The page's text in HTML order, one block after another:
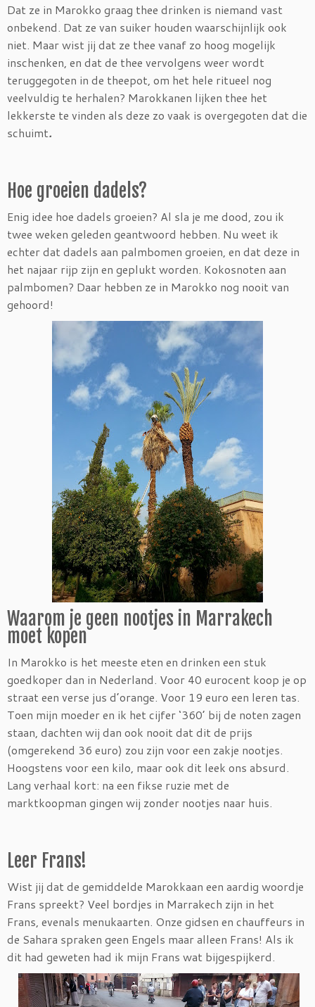
Dat ze in Marokko graag thee drinken is niemand vast
onbekend. Dat ze van suiker houden waarschijnlijk ook
niet. Maar wist jij dat ze thee vanaf zo hoog mogelijk
inschenken, en dat de thee vervolgens weer wordt
teruggegoten in de theepot, om het hele ritueel nog
veelvuldig te herhalen? Marokkanen lijken thee het
lekkerste te vinden als deze zo vaak is overgegoten dat die
schuimt.
Hoe groeien dadels?
Enig idee hoe dadels groeien? Al sla je me dood, zou ik
twee weken geleden geantwoord hebben. Nu weet ik
echter dat dadels aan palmbomen groeien, en dat deze in
het najaar rijp zijn en geplukt worden. Kokosnoten aan
palmbomen? Daar hebben ze in Marokko nog nooit van
gehoord!
Waarom je geen nootjes in Marrakech
moet kopen
In Marokko is het meeste eten en drinken een stuk
goedkoper dan in Nederland. Voor 40 eurocent koop je op
straat een verse jus d’orange. Voor 19 euro een leren tas.
Toen mijn moeder en ik het cijfer ‘360’ bij de noten zagen
staan, dachten wij dan ook nooit dat dit de prijs
(omgerekend 36 euro) zou zijn voor een zakje nootjes.
Hoogstens voor een kilo, maar ook dit leek ons absurd.
Lang verhaal kort: na een fikse ruzie met de
marktkoopman gingen wij zonder nootjes naar huis.
Leer Frans!
Wist jij dat de gemiddelde Marokkaan een aardig woordje
Frans spreekt? Veel bordjes in Marrakech zijn in het
Frans, evenals menukaarten. Onze gidsen en chauffeurs in
de Sahara spraken geen Engels maar alleen Frans! Als ik
dit had geweten had ik mijn Frans wat bijgespijkerd.